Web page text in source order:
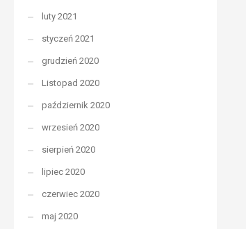
luty 2021
styczeń 2021
grudzień 2020
Listopad 2020
październik 2020
wrzesień 2020
sierpień 2020
lipiec 2020
czerwiec 2020
maj 2020